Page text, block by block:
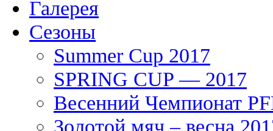
Галерея
Сезоны
Summer Cup 2017
SPRING CUP — 2017
Весенний Чемпионат
Золотой мяч – весна